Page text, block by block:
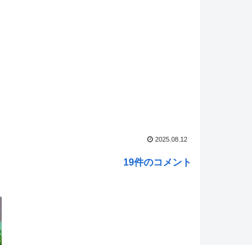
2025.08.12
19件のコメント